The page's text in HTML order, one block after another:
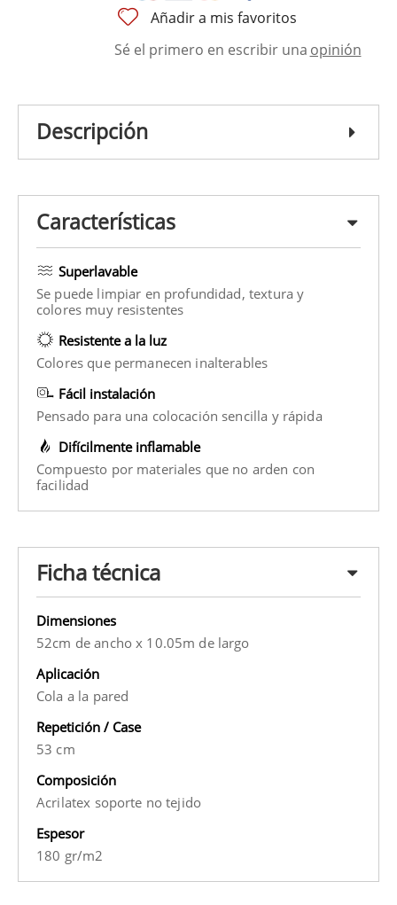
Añadir a mis favoritos
Sé el primero en escribir una opinión
Descripción
Características
Superlavable
Se puede limpiar en profundidad, textura y
colores muy resistentes
Resistente a la luz
Colores que permanecen inalterables
Fácil instalación
Pensado para una colocación sencilla y rápida
Difícilmente inflamable
Compuesto por materiales que no arden con
facilidad
Ficha técnica
Dimensiones
52cm de ancho x 10.05m de largo
Aplicación
Cola a la pared
Repetición / Case
53 cm
Composición
Acrilatex soporte no tejido
Espesor
180 gr/m2